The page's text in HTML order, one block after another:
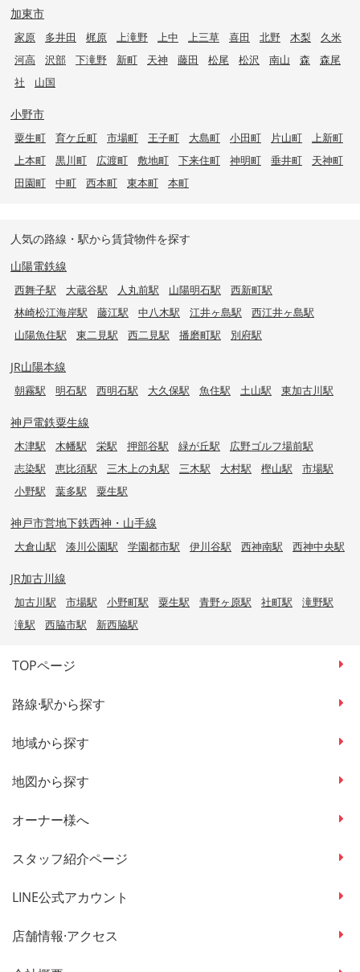
加東市
家原 多井田 梶原 上滝野 上中 上三草 喜田 北野 木梨
久米
河高
沢部 下滝野 新町 天神 藤田 松尾 松沢 南山 森
森尾
社
山国
小野市
粟生町 育ケ丘町 市場町 王子町 大島町 小田町 片山町
上新町
上本町
黒川町 広渡町 敷地町 下来住町 神明町 垂井町
天神町
田園町
中町 西本町 東本町 本町
人気の路線・駅から賃貸物件を探す
山陽電鉄線
西舞子駅 大蔵谷駅 人丸前駅 山陽明石駅
西新町駅
林崎松江海岸駅
藤江駅 中八木駅 江井ヶ島駅
西江井ヶ島駅
山陽魚住駅
東二見駅 西二見駅 播磨町駅 別府駅
JR山陽本線
朝霧駅 明石駅 西明石駅 大久保駅 魚住駅 土山駅 東加古川駅
神戸電鉄粟生線
木津駅 木幡駅 栄駅 押部谷駅 緑が丘駅
広野ゴルフ場前駅
志染駅
恵比須駅 三木上の丸駅 三木駅 大村駅 樫山駅
市場駅
小野駅
葉多駅 粟生駅
神戸市営地下鉄西神・山手線
大倉山駅 湊川公園駅 学園都市駅 伊川谷駅 西神南駅 西神中央駅
JR加古川線
加古川駅 市場駅 小野町駅 粟生駅 青野ヶ原駅 社町駅
滝野駅
滝駅
西脇市駅 新西脇駅
TOPページ
路線·駅から探す
地域から探す
地図から探す
オーナー様へ
スタッフ紹介ページ
LINE公式アカウント
店舗情報·アクセス